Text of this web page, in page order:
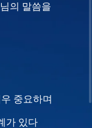
의 말씀을
중요하며
가 있다